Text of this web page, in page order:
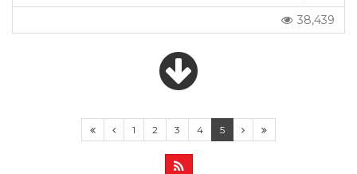
38,439
1 2 3 4 5